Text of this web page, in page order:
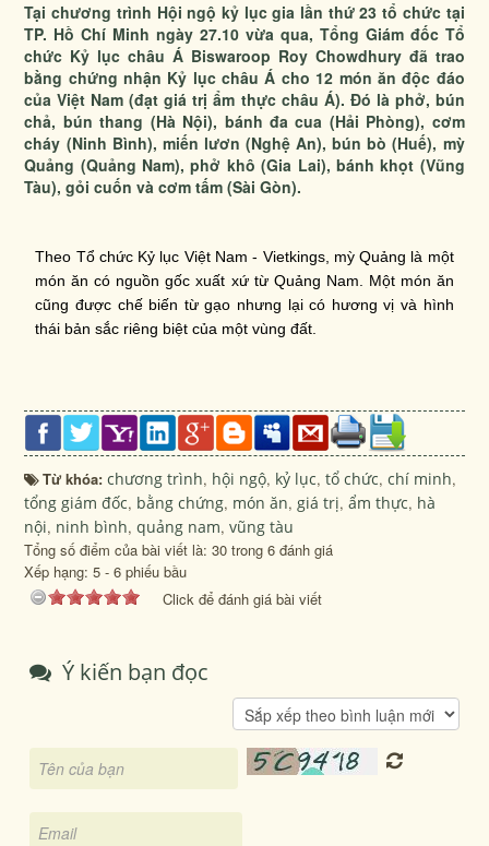
Tại chương trình Hội ngộ kỷ lục gia lần thứ 23 tổ chức tại
TP. Hồ Chí Minh ngày 27.10 vừa qua, Tổng Giám đốc Tổ
chức Kỷ lục châu Á Biswaroop Roy Chowdhury đã trao
bằng chứng nhận Kỷ lục châu Á cho 12 món ăn độc đáo
của Việt Nam (đạt giá trị ẩm thực châu Á). Đó là phở, bún
chả, bún thang (Hà Nội), bánh đa cua (Hải Phòng), cơm
cháy (Ninh Bình), miến lươn (Nghệ An), bún bò (Huế), mỳ
Quảng (Quảng Nam), phở khô (Gia Lai), bánh khọt (Vũng
Tàu), gỏi cuốn và cơm tấm (Sài Gòn).
Theo Tổ chức Kỷ lục Việt Nam - Vietkings, mỳ Quảng là một
món ăn có nguồn gốc xuất xứ từ Quảng Nam. Một món ăn
cũng được chế biến từ gạo nhưng lại có hương vị và hình
thái bản sắc riêng biệt của một vùng đất.
Từ khóa:chương trình, hội ngộ, kỷ lục,tổ chức,chí minh,
tổng giám đốc, bằng chứng, món ăn, giá trị,ẩm thực, hà
nội, ninh bình,quảng nam,vũng tàu
Tổng số điểm của bài viết là: 30 trong 6 đánh giá
Xếp hạng:5 -6 phiếu bầu
Click để đánh giá bài viết
Ý kiến bạn đọc